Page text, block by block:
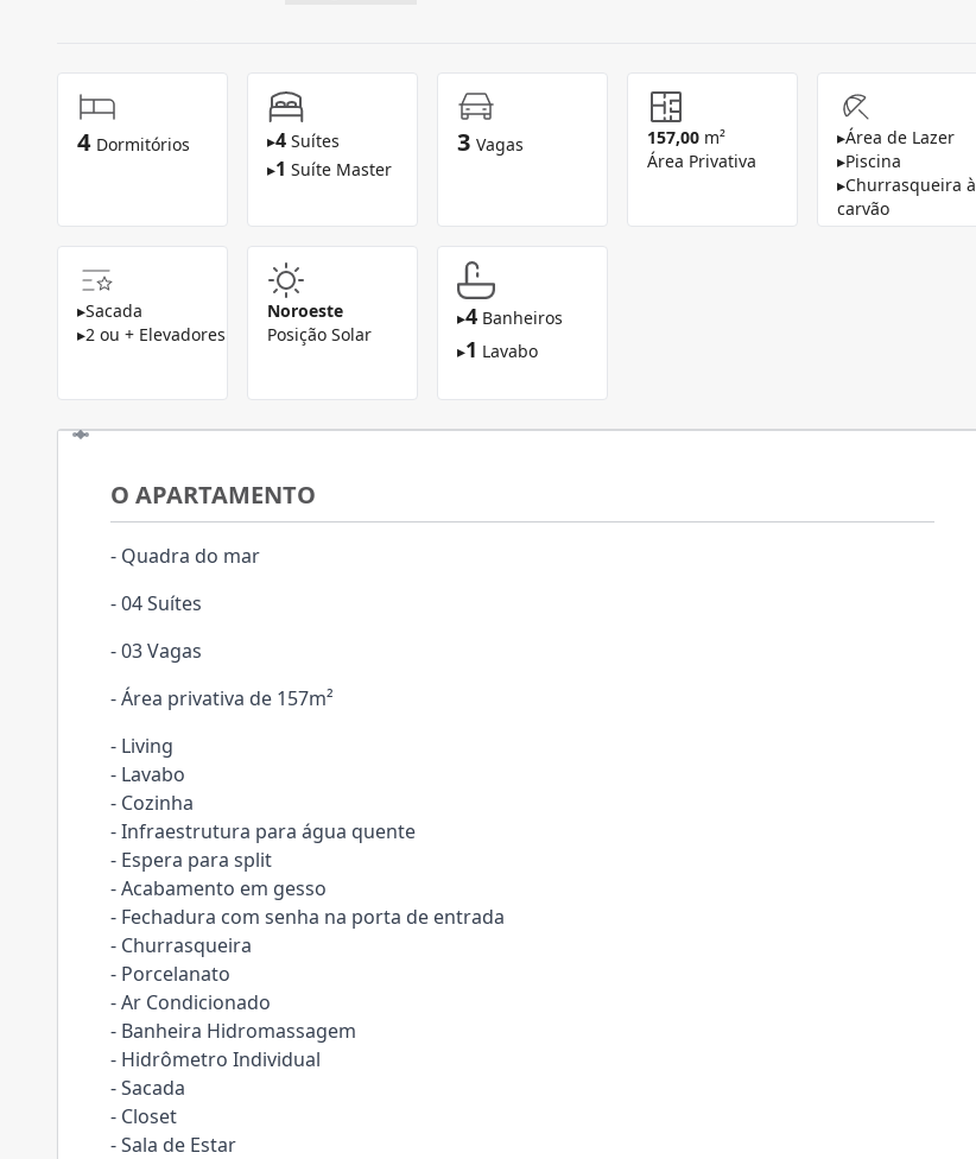
4 Dormitórios ▸4 Suítes
▸1 Suíte Master
3 Vagas 157,00 m²
Área Privativa
▸Área de Lazer
▸Piscina
▸Churrasqueira à
carvão
▸Sacada
▸2 ou + Elevadores
Noroeste
Posição Solar
▸4 Banheiros
▸1 Lavabo
O APARTAMENTO
- Quadra do mar
- 04 Suítes
- 03 Vagas
- Área privativa de 157m²
- Living
- Lavabo
- Cozinha
- Infraestrutura para água quente
- Espera para split
- Acabamento em gesso
- Fechadura com senha na porta de entrada
- Churrasqueira
- Porcelanato
- Ar Condicionado
- Banheira Hidromassagem
- Hidrômetro Individual
- Sacada
- Closet
- Sala de Estar